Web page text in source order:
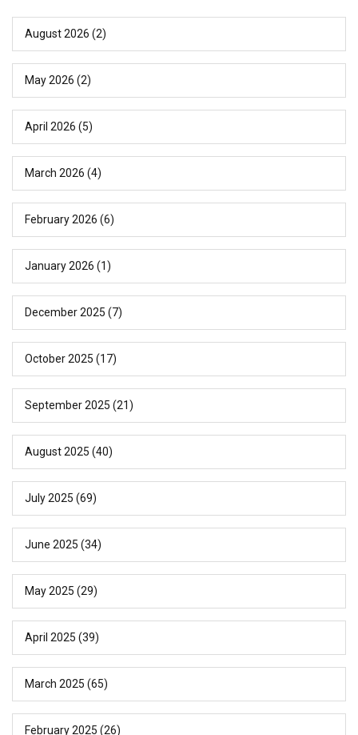
August 2026 (2)
May 2026 (2)
April 2026 (5)
March 2026 (4)
February 2026 (6)
January 2026 (1)
December 2025 (7)
October 2025 (17)
September 2025 (21)
August 2025 (40)
July 2025 (69)
June 2025 (34)
May 2025 (29)
April 2025 (39)
March 2025 (65)
February 2025 (26)